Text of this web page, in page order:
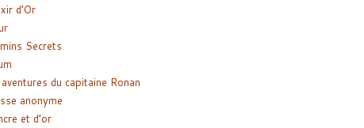
d’Or
Secrets
du capitaine Ronan
anonyme
et d’or